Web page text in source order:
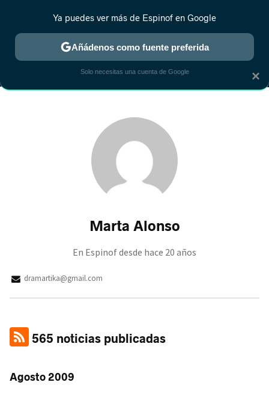
MENÚ NUEVO
ESTRENOS REALITY ANIME RANKINGS CINE
Marta Alonso
En Espinof desde hace 20 años
dramartika@gmail.com
565 noticias publicadas
Agosto 2009
×
Ya puedes ver más de Espinof en Google
Añádenos como fuente preferida
Solo necesitas una cuenta de Google